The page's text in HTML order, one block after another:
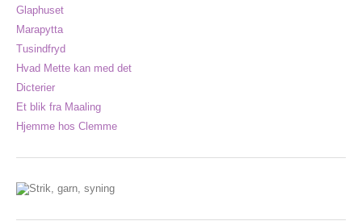
Glaphuset
Marapytta
Tusindfryd
Hvad Mette kan med det
Dicterier
Et blik fra Maaling
Hjemme hos Clemme